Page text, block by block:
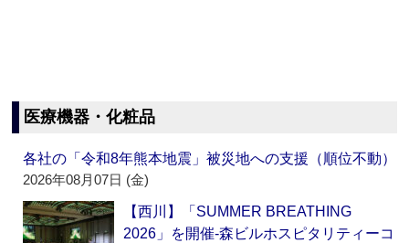
医療機器・化粧品
各社の「令和8年熊本地震」被災地への支援（順位不動）
2026年08月07日 (金)
【西川】「SUMMER BREATHING
2026」を開催‐森ビルホスピタリティーコ